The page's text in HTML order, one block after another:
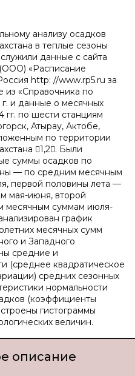
анализу осадков
в теплые сезоны
данные с сайта
«Расписание
http: //www.rp5.ru за
из «Справочника по
г. и данные о месячных
гг. по шести станциям
Атырау, Актобе,
по территории
1,2. Были
суммы осадков по
— по средним месячным
первой половины лета —
мая-июня, второй
месячным суммам июля-
график
месячных сумм
и Западного
средние и
(среднее квадратическое
средних сезонных
нормальности
(коэффициенты
гистограммы
величин.
описание